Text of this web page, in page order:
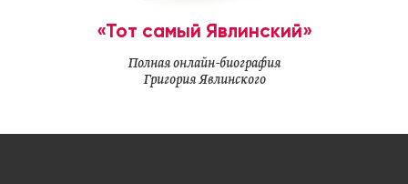
«Тот самый Явлинский»
Полная онлайн-биография
Григория Явлинского